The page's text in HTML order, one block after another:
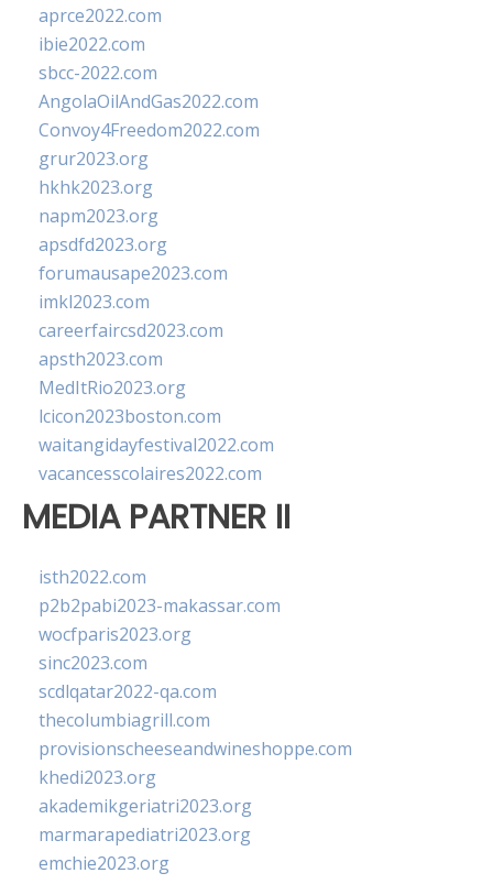
aprce2022.com
ibie2022.com
sbcc-2022.com
AngolaOilAndGas2022.com
Convoy4Freedom2022.com
grur2023.org
hkhk2023.org
napm2023.org
apsdfd2023.org
forumausape2023.com
imkl2023.com
careerfaircsd2023.com
apsth2023.com
MedItRio2023.org
lcicon2023boston.com
waitangidayfestival2022.com
vacancesscolaires2022.com
MEDIA PARTNER II
isth2022.com
p2b2pabi2023-makassar.com
wocfparis2023.org
sinc2023.com
scdlqatar2022-qa.com
thecolumbiagrill.com
provisionscheeseandwineshoppe.com
khedi2023.org
akademikgeriatri2023.org
marmarapediatri2023.org
emchie2023.org